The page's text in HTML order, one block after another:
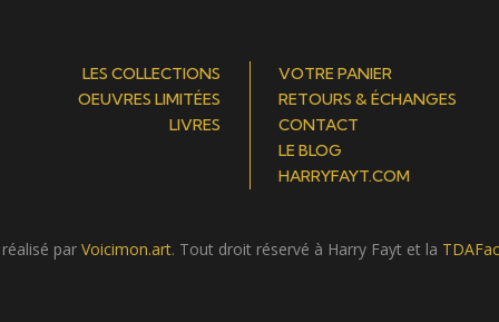
LES COLLECTIONS
OEUVRES LIMITÉES
LIVRES
VOTRE PANIER
RETOURS & ÉCHANGES
CONTACT
LE BLOG
HARRYFAYT.COM
par Voicimon.art. Tout droit réservé à Harry Fayt et la